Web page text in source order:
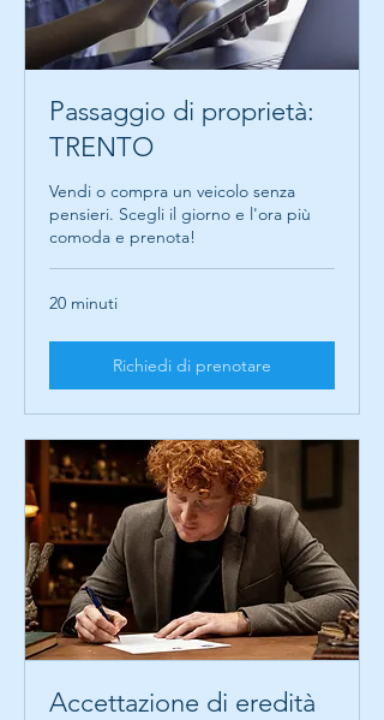
Passaggio di proprietà:
TRENTO
Vendi o compra un veicolo senza
pensieri. Scegli il giorno e l'ora più
comoda e prenota!
20 minuti
Richiedi di prenotare
Accettazione di eredità